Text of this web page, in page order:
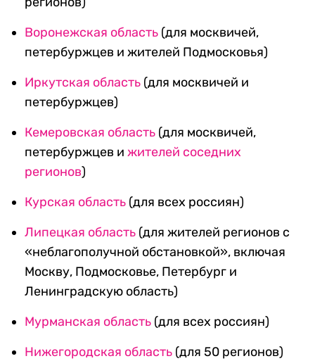
Воронежская область (для москвичей,
петербуржцев и жителей Подмосковья)
Иркутская область (для москвичей и
петербуржцев)
Кемеровская область (для москвичей,
петербуржцев и жителей соседних
регионов)
Курская область (для всех россиян)
Липецкая область (для жителей регионов с
«неблагополучной обстановкой», включая
Москву, Подмосковье, Петербург и
Ленинградскую область)
Мурманская область (для всех россиян)
Нижегородская область (для 50 регионов)